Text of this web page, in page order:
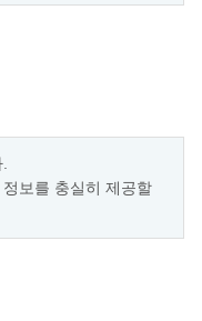
가 불가능합니다.
보를 충실히 제공할